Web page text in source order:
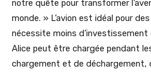
notre quête pour transformer
monde. » L’avion est idéal pour
nécessite moins
Alice peut être chargée pendant
chargement et de déchargement,